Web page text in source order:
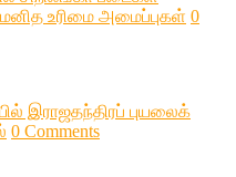
மனித உரிமை அமைப்புகள் 0
இராஜதந்திரப் புயலைக்
0 Comments